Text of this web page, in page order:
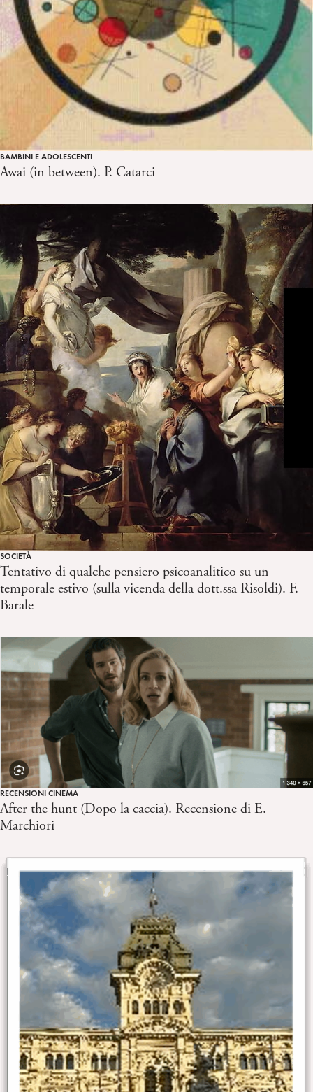
BAMBINI E ADOLESCENTI
Awai (in between). P. Catarci
SOCIETÀ
Tentativo di qualche pensiero psicoanalitico su un
temporale estivo (sulla vicenda della dott.ssa Risoldi). F.
Barale
RECENSIONI CINEMA
After the hunt (Dopo la caccia). Recensione di E.
Marchiori